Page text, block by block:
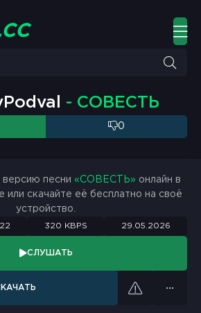
CC
- СОВЕСТЬ
0
песни «СОВЕСТЬ» онлайн в
или скачайте её бесплатно на своё
устройство.
320 KBPS 29.05.2026
СЛУШАТЬ